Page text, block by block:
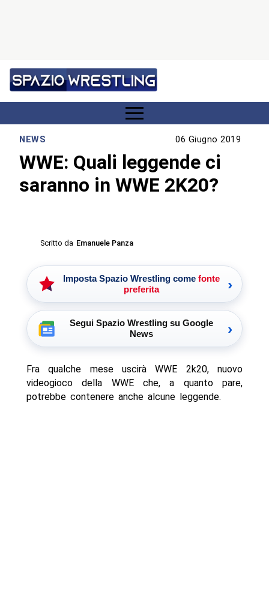
NEWS 06 Giugno 2019
WWE: Quali leggende ci
saranno in WWE 2K20?
Scritto da Emanuele Panza
Imposta Spazio Wrestling come fonte
preferita
›
Segui Spazio Wrestling su Google
News
›
Fra qualche mese uscirà WWE 2k20, nuovo
videogioco della WWE che, a quanto pare,
potrebbe contenere anche alcune leggende.